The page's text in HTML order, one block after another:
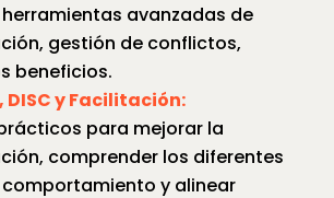
avanzadas de
gestión de conflictos,
beneficios.
DISC y Facilitación:
para mejorar la
comprender los diferentes
y alinear